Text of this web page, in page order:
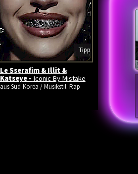
Tipp
Le Sserafim & Illit &
Katseye - Iconic By Mistake
aus Süd-Korea / Musikstil: Rap